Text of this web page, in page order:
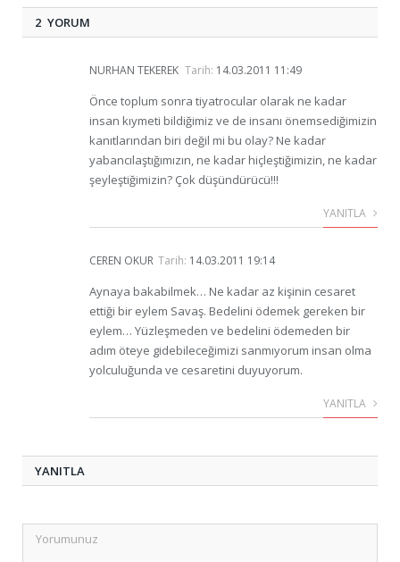
2 YORUM
NURHAN TEKEREK Tarih: 14.03.2011 11:49
Önce toplum sonra tiyatrocular olarak ne kadar
insan kıymeti bildiğimiz ve de insanı önemsediğimizin
kanıtlarından biri değil mi bu olay? Ne kadar
yabancılaştığımızın, ne kadar hiçleştiğimizin, ne kadar
şeyleştiğimizin? Çok düşündürücü!!!
YANITLA
CEREN OKUR Tarih: 14.03.2011 19:14
Aynaya bakabilmek… Ne kadar az kişinin cesaret
ettiği bir eylem Savaş. Bedelini ödemek gereken bir
eylem… Yüzleşmeden ve bedelini ödemeden bir
adım öteye gidebileceğimizi sanmıyorum insan olma
yolculuğunda ve cesaretini duyuyorum.
YANITLA
YANITLA